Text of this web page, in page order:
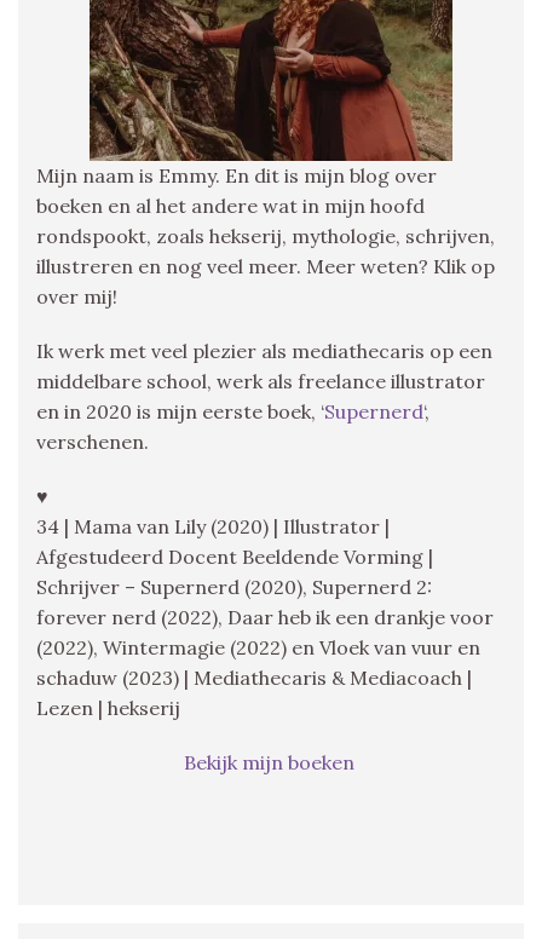
Mijn naam is Emmy. En dit is mijn blog over
boeken en al het andere wat in mijn hoofd
rondspookt, zoals hekserij, mythologie, schrijven,
illustreren en nog veel meer. Meer weten? Klik op
over mij!
Ik werk met veel plezier als mediathecaris op een
middelbare school, werk als freelance illustrator
en in 2020 is mijn eerste boek, ‘Supernerd‘,
verschenen.
♥
34 | Mama van Lily (2020) | Illustrator |
Afgestudeerd Docent Beeldende Vorming |
Schrijver – Supernerd (2020), Supernerd 2:
forever nerd (2022), Daar heb ik een drankje voor
(2022), Wintermagie (2022) en Vloek van vuur en
schaduw (2023) | Mediathecaris & Mediacoach |
Lezen | hekserij
Bekijk mijn boeken